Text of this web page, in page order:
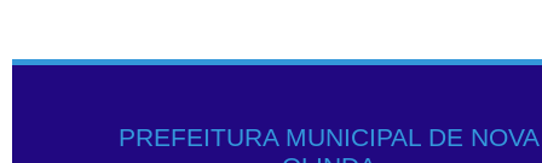
PREFEITURA MUNICIPAL DE NOVA